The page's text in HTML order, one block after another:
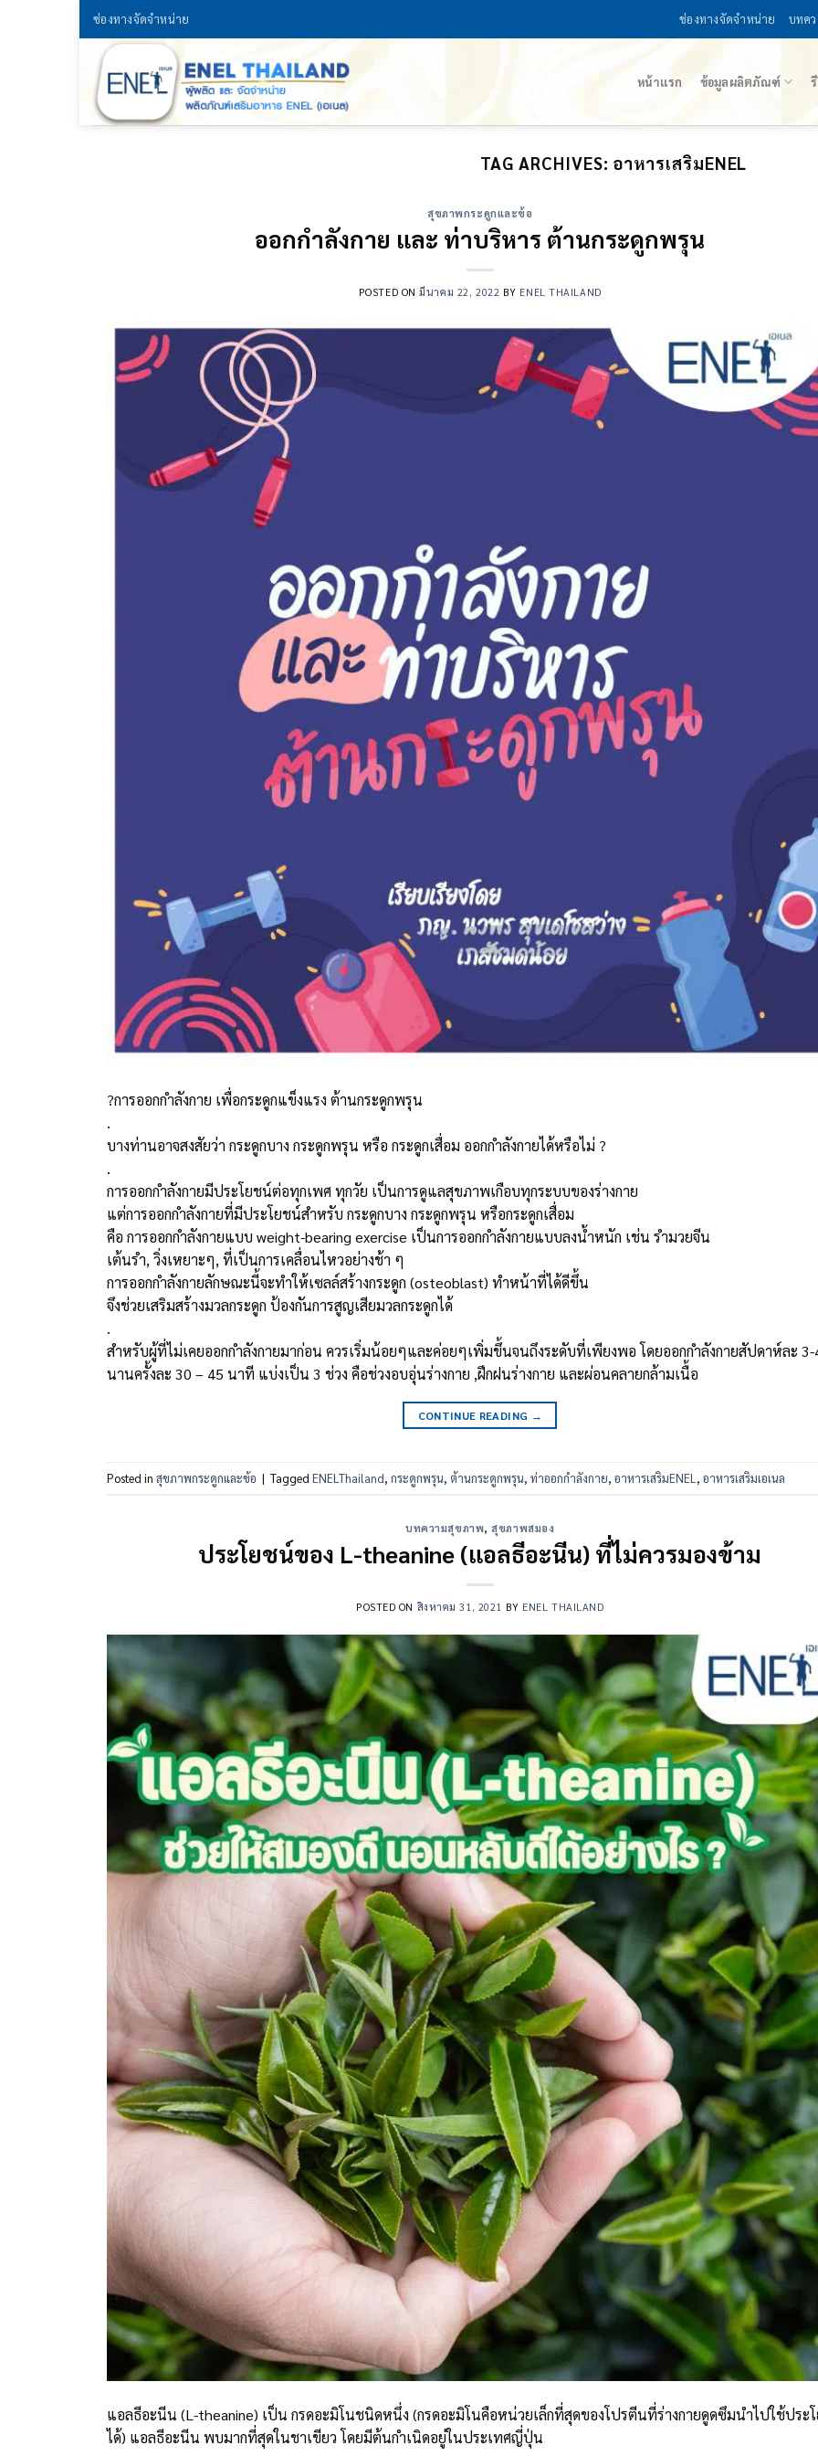
Skip
content
ช่องทางจัดจำหน่าย ช่องทางจัดจำหน่าย บทค
หน้าแรก ข้อมูลผลิตภัณฑ์
TAG ARCHIVES: อาหารเสริมENEL
สุขภาพกระดูกและข้อ
ออกกำลังกาย และ ท่าบริหาร ต้านกระดูกพรุน
POSTED ONมีนาคม 22, 2022 BY ENEL THAILAND
?การออกกำลังกาย เพื่อกระดูกแข็งแรง ต้านกระดูกพรุน
.
บางท่านอาจสงสัยว่า กระดูกบาง กระดูกพรุน หรือ กระดูกเสื่อม ออกกำลังกายได้หรือไม่ ?
.
การออกกำลังกายมีประโยชน์ต่อทุกเพศ ทุกวัย เป็นการดูแลสุขภาพเกือบทุกระบบของร่างกาย
แต่การออกกำลังกายที่มีประโยชน์สำหรับ กระดูกบาง กระดูกพรุน หรือกระดูกเสื่อม
คือ การออกกำลังกายแบบ weight-bearing exercise เป็นการออกกำลังกายแบบลงน้ำหนัก เช่น รํามวยจีน
เต้นรํา, วิ่งเหยาะๆ, ที่เป็นการเคลื่อนไหวอย่างช้า ๆ
การออกกำลังกายลักษณะนี้จะทำให้เซลล์สร้างกระดูก (osteoblast) ทำหน้าที่ได้ดีขึ้น
จึงช่วยเสริมสร้างมวลกระดูก ป้องกันการสูญเสียมวลกระดูกได้
.
สำหรับผู้ที่ไม่เคยออกกำลังกายมาก่อน ควรเริ่มน้อยๆและค่อยๆเพิ่มขึ้นจนถึงระดับที่เพียงพอ โดยออกกำลังกายสัปดาห์ละ 3-
นานครั้งละ 30 – 45 นาที แบ่งเป็น 3 ช่วง คือช่วงอบอุ่นร่างกาย ,ฝึกฝนร่างกาย และผ่อนคลายกล้ามเนื้อ
CONTINUE READING →
Posted in สุขภาพกระดูกและข้อ | Tagged ENELThailand, กระดูกพรุน, ต้านกระดูกพรุน, ท่าออกกำลังกาย, อาหารเสริมENEL , อาหารเสริมเอเนล
บทความสุขภาพ,สุขภาพสมอง
ประโยชน์ของ L-theanine (แอลธีอะนีน) ที่ไม่ควรมองข้าม
POSTED ON สิงหาคม 31, 2021 BY ENEL THAILAND
แอลธีอะนีน (L-theanine) เป็น กรดอะมิโนชนิดหนึ่ง (กรดอะมิโนคือหน่วยเล็กที่สุดของโปรตีนที่ร่างกายดูดซึมนำไปใช้ประ
ได้) แอลธีอะนีน พบมากที่สุดในชาเขียว โดยมีต้นกำเนิดอยู่ในประเทศญี่ปุ่น